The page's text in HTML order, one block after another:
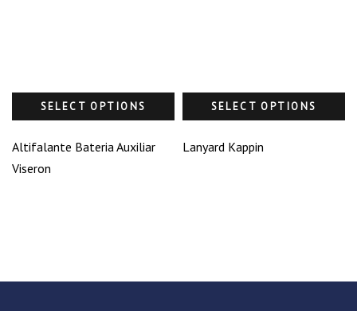
SELECT OPTIONS
Altifalante Bateria Auxiliar
Viseron
SELECT OPTIONS
Lanyard Kappin